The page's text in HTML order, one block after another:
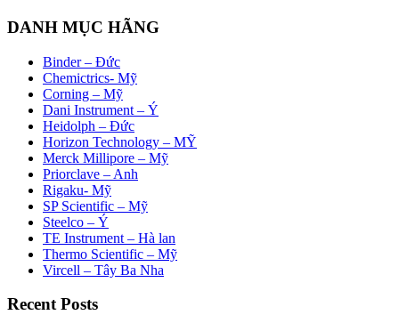
DANH MỤC HÃNG
Binder – Đức
Chemictrics- Mỹ
Corning – Mỹ
Dani Instrument – Ý
Heidolph – Đức
Horizon Technology – MỸ
Merck Millipore – Mỹ
Priorclave – Anh
Rigaku- Mỹ
SP Scientific – Mỹ
Steelco – Ý
TE Instrument – Hà lan
Thermo Scientific – Mỹ
Vircell – Tây Ba Nha
Recent Posts